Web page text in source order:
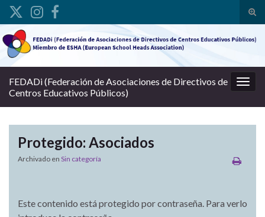
Search for:
FEDADi (Federación de Asociaciones de Directivos de
Centros Educativos Públicos)
Protegido: Asociados
Archivado en Sin categoría
Este contenido está protegido por contraseña. Para verlo